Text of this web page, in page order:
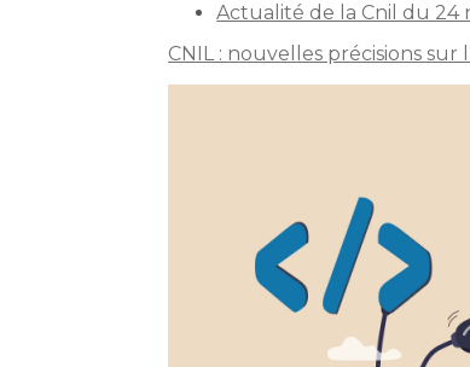
Actualité de la Cnil du 24
CNIL : nouvelles précisions sur